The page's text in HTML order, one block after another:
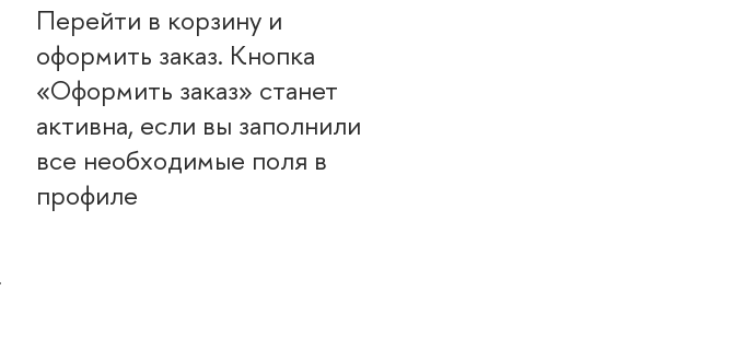
Перейти в корзину и
оформить заказ. Кнопка
«Оформить заказ» станет
активна, если вы заполнили
се необходимые поля
профиле